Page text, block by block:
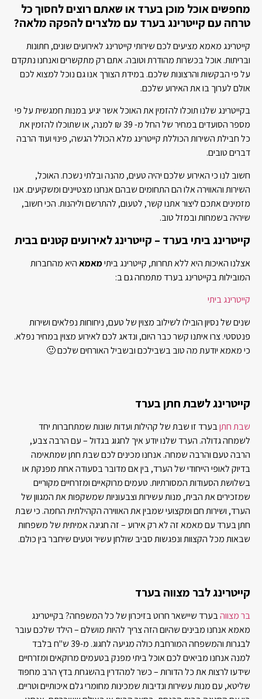
מחפשים אוכל מוכן בערד או שאתם רוצים לחסוך כל
טרחה עם קייטרינג בערד עם מלצרים להפקה מלאה?
קייטרינג מאמא מציעים לכם שירותי קייטרינג לאירועים שונים, חתונות
ובריתות. אוכל בכשרות מהודרת וטובה. אתם רק מתקשרים ואנחנו נתקדם
על פי הבקשות והרצונות שלכם. במידת הצורך אנו גם נוכל למצוא לכם
אולם לערוך בו את האירוע שלכם.
בקייטרינג שלנו תוכלו להזמין את האוכל אשר יגיע במנות חמגשית על פי
מספר הסועדים במחיר של החל מ- 39 ₪ למנה, או שתוכלו להזמין את
כל חבילת השירות הכוללת קייטרינג מלא הכולל הגשה, פינוי ועוד הרבה
דברים טובים.
חשוב לנו כי האירוע שלכם יהיה טעים, מהנה ובלתי נשכח. האוכל,
השירות והאווירה אלו הם התחומים שבהם אנחנו מצטיינים ומשקיעים. אנו
מזמינים אתכם ליצור אתנו קשר, לטעום, להתרשם וליהנות. הכי חשוב,
שיהיה בשמחות ובמזל טוב.
קייטרינג ביתי בערד – קייטרינג לאירועים קטנים בבית
אצלנו האיכות היא ללא תחרות, קייטרינג ביתימאמאהיא מהחברות
המובילות בקייטרינג בערד מתמחה גם ב:
קייטרינג ביתי
שנים של נסיון הובילו לשילוב מצוין של טעם, ניחוחות נפלאים ושירות
פנטסטי. צרו איתנו קשר כבר היום, ונדאג לכם לאירוע מצוין במחיר נפלא.
כי מאמא יודעת מה טוב בשבילכם ובשביל האורחים שלכם 🙂
קייטרינג לשבת חתן בערד
שבת חתןבערד זו שבת של קהילות ועדות שונות שמתחברות יחד
לשמחה גדולה. הערד שלנו יודע איך לחגוג בגדול – עם הרבה צבע,
הרבה טעם והרבה שמחה. אנחנו מכינים לכם שבת חתן שמתאימה
בדיוק לאופי הייחודי של הערד, בין אם מדובר בסעודה אחת מפנקת או
בשלושת הסעודות המסורתיות. טעמים מרוקאיים ומזרחיים מקוריים
שמזכירים את הבית, מנות עשירות וצבעוניות שמשקפות את המגוון של
הערד, ושירות חם ומקצועי שמבין את האווירה הקהילתית החמה. כי שבת
חתן בערד עם מאמא זה לא רק אירוע – זה חגיגה אמיתית של משפחות
שבאות מכל הקצוות ונפגשות סביב שולחן עשיר וטעים שיחבר בין כולם.
קייטרינג לבר מצווה בערד
בר מצווהבערד שיישאר חרוט בזיכרון של כל המשפחה? בקייטרינג
מאמא אנחנו מבינים שהיום הזה צריך להיות מושלם – הילד שלכם עובר
לבגרות והמשפחה המורחבת כולה מגיעה לחגוג. מ-39 ש"ח בלבד
למנה אנחנו מביאים לכם אוכל ביתי מפנק בטעמים מרוקאים ומזרחיים
שידעו לרצות את כל הדורות – כשר למהדרין בהשגחת בדץ הרב מחפוד
שליטא, עם מנות עשירות ונדיבות שמכינות מחומרי גלם איכותיים וטריים.